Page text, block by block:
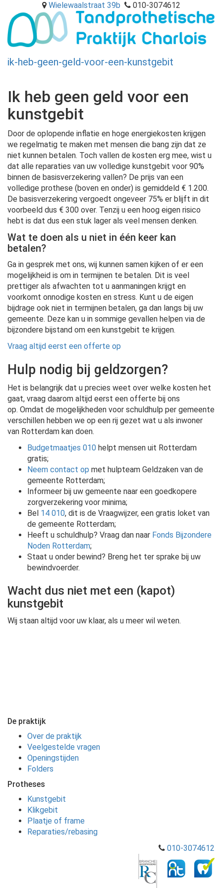
Wielewaalstraat 39b 010-3074612
ik-heb-geen-geld-voor-een-kunstgebit
Ik heb geen geld voor een
kunstgebit
Door de oplopende inflatie en hoge energiekosten krijgen
we regelmatig te maken met mensen die bang zijn dat ze
niet kunnen betalen. Toch vallen de kosten erg mee, wist u
dat alle reparaties van uw volledige kunstgebit voor 90%
binnen de basisverzekering vallen? De prijs van een
volledige prothese (boven en onder) is gemiddeld € 1.200.
De basisverzekering vergoedt ongeveer 75% er blijft in dit
voorbeeld dus € 300 over. Tenzij u een hoog eigen risico
hebt is dat dus een stuk lager als veel mensen denken.
Wat te doen als u niet in één keer kan
betalen?
Ga in gesprek met ons, wij kunnen samen kijken of er een
mogelijkheid is om in termijnen te betalen. Dit is veel
prettiger als afwachten tot u aanmaningen krijgt en
voorkomt onnodige kosten en stress. Kunt u de eigen
bijdrage ook niet in termijnen betalen, ga dan langs bij uw
gemeente. Deze kan u in sommige gevallen helpen via de
bijzondere bijstand om een kunstgebit te krijgen.
Vraag altijd eerst een offerte op
Hulp nodig bij geldzorgen?
Het is belangrijk dat u precies weet over welke kosten het
gaat, vraag daarom altijd eerst een offerte bij ons
op. Omdat de mogelijkheden voor schuldhulp per gemeente
verschillen hebben we op een rij gezet wat u als inwoner
van Rotterdam kan doen.
Budgetmaatjes 010 helpt mensen uit Rotterdam
gratis;
Neem contact op met hulpteam Geldzaken van de
gemeente Rotterdam;
Informeer bij uw gemeente naar een goedkopere
zorgverzekering voor minima;
Bel 14 010, dit is de Vraagwijzer, een gratis loket van
de gemeente Rotterdam;
Heeft u schuldhulp? Vraag dan naar Fonds Bijzondere
Noden Rotterdam;
Staat u onder bewind? Breng het ter sprake bij uw
bewindvoerder.
Wacht dus niet met een (kapot)
kunstgebit
Wij staan altijd voor uw klaar, als u meer wil weten.
De praktijk
Over de praktijk
Veelgestelde vragen
Openingstijden
Folders
Protheses
Kunstgebit
Klikgebit
Plaatje of frame
Reparaties/rebasing
010-3074612